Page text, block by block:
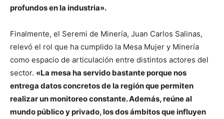
profundos en la industria».
Finalmente, el Seremi de Minería, Juan Carlos Salinas,
relevó el rol que ha cumplido la Mesa Mujer y Minería
como espacio de articulación entre distintos actores del
sector. «La mesa ha servido bastante porque nos
entrega datos concretos de la región que permiten
realizar un monitoreo constante. Además, reúne al
mundo público y privado, los dos ámbitos que influyen